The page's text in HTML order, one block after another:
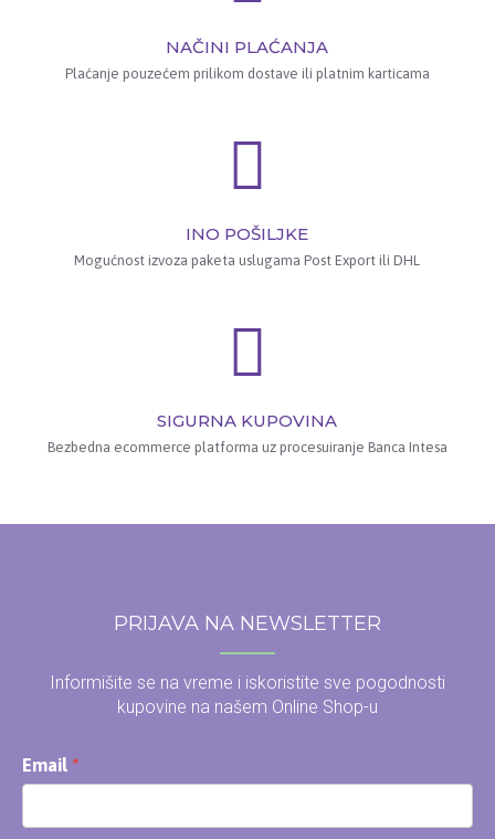
NAČINI PLAĆANJA
Plaćanje pouzećem prilikom dostave ili platnim karticama
INO POŠILJKE
Mogućnost izvoza paketa uslugama Post Export ili DHL
SIGURNA KUPOVINA
Bezbedna ecommerce platforma uz procesuiranje Banca Intesa
PRIJAVA NA NEWSLETTER
Informišite se na vreme i iskoristite sve pogodnosti
kupovine na našem Online Shop-u
Email